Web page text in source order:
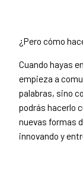
¿Pero cómo
Cuando hayas
empieza a
palabras, sino
podrás hacerlo
nuevas formas
innovando y